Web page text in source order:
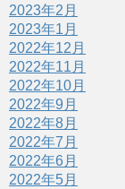
2023年2月
2023年1月
2022年12月
2022年11月
2022年10月
2022年9月
2022年8月
2022年7月
2022年6月
2022年5月